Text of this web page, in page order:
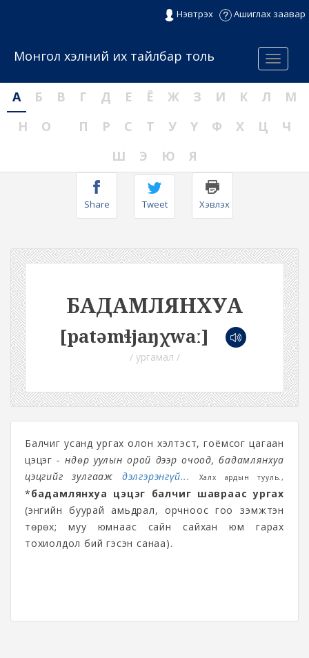
Нэвтрэх Ашиглах заавар
Menu
Монгол хэлний их тайлбар толь
А Б В Г Д Е Ё Ж З И К Л
М
Н
О П Р С Т У Ү Ф Х Ц
Ч
Ш
Э Ю Я
Share Tweet Хэвлэх
БАДАМЛЯНХУА
[patəmɬjaŋχwaː]
/ ургамал /
Балчиг усанд ургах олон хэлтэст, гоёмсог цагаан
цэцэг- Өндөр уулын орой дээр очоод, бадамлянхуа
цэцгийг зулгааж дэлгэрэнгүй... Халх ардын тууль.,
*бадамлянхуа цэцэг балчиг шавраас ургах
(энгийн буурай амьдрал, орчноос гоо үзэмжтэн
төрөх; муу юмнаас сайн сайхан юм гарах
тохиолдол бий гэсэн санаа).